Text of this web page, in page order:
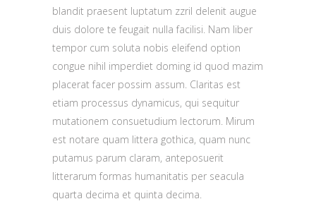
blandit praesent luptatum zzril delenit augue
duis dolore te feugait nulla facilisi. Nam liber
tempor cum soluta nobis eleifend option
congue nihil imperdiet doming id quod mazim
placerat facer possim assum. Claritas est
etiam processus dynamicus, qui sequitur
mutationem consuetudium lectorum. Mirum
est notare quam littera gothica, quam nunc
putamus parum claram, anteposuerit
litterarum formas humanitatis per seacula
quarta decima et quinta decima.